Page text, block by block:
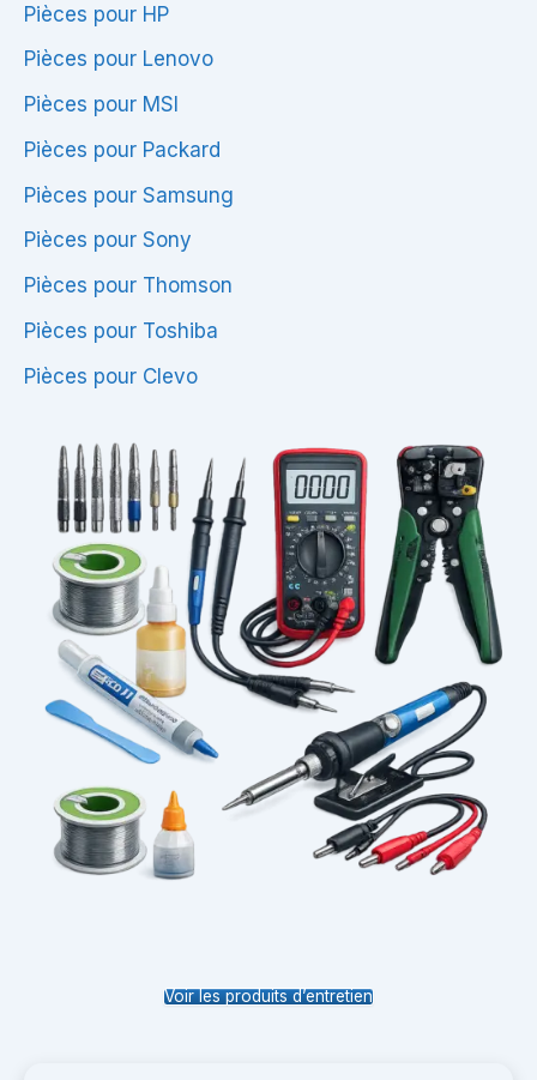
Pièces pour HP
Pièces pour Lenovo
Pièces pour MSI
Pièces pour Packard
Pièces pour Samsung
Pièces pour Sony
Pièces pour Thomson
Pièces pour Toshiba
Pièces pour Clevo
Voir les produits d’entretien